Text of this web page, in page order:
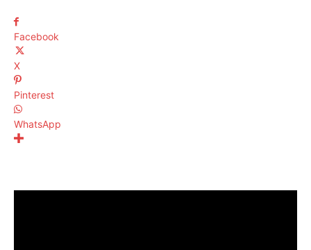
Facebook
X
Pinterest
WhatsApp